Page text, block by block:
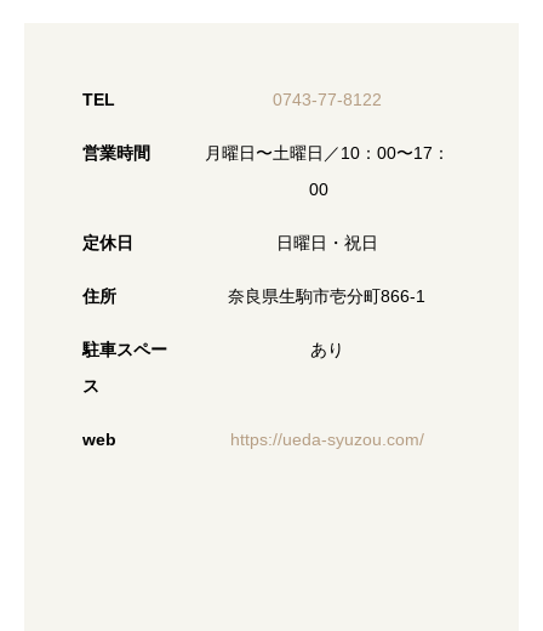
TEL 0743-77-8122
営業時間
月曜日〜土曜日／10：00〜17：
00
定休日 日曜日・祝日
住所 奈良県生駒市壱分町866-1
駐車スペー
ス
あり
web https://ueda-syuzou.com/